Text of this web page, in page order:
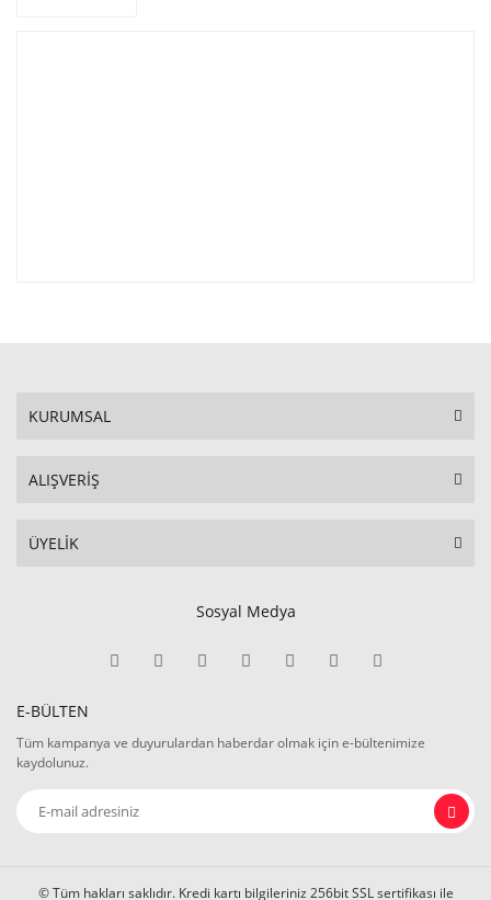
KURUMSAL
ALIŞVERİŞ
ÜYELİK
Sosyal Medya
E-BÜLTEN
Tüm kampanya ve duyurulardan haberdar olmak için e-bültenimize
kaydolunuz.
© Tüm hakları saklıdır. Kredi kartı bilgileriniz 256bit SSL sertifikası ile